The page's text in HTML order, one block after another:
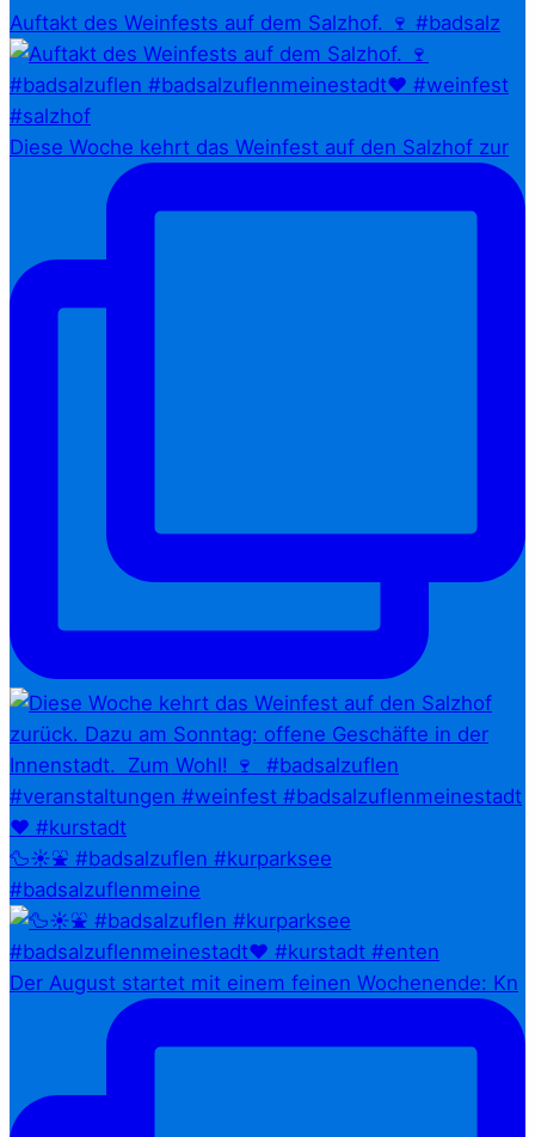
Auftakt des Weinfests auf dem Salzhof. 🍷 #badsalz
Diese Woche kehrt das Weinfest auf den Salzhof zur
🦆☀️⛲ #badsalzuflen #kurparksee
#badsalzuflenmeine
Der August startet mit einem feinen Wochenende: Kn